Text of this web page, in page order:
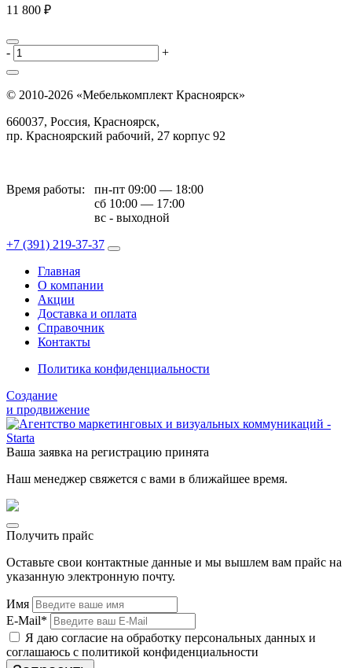
11 800 ₽
- +
© 2010-2026 «Мебелькомплект Красноярск»
660037, Россия, Красноярск,
пр. Красноярский рабочий, 27 корпус 92
Время работы:
пн-пт 09:00 — 18:00
сб 10:00 — 17:00
вс - выходной
+7 (391) 219-37-37
Главная
О компании
Акции
Доставка и оплата
Справочник
Контакты
Политика конфиденциальности
Создание
и продвижение
Ваша заявка на регистрацию принята
Наш менеджер свяжется с вами в ближайшее время.
Получить прайс
Оставьте свои контактные данные и мы вышлем вам прайс на
указанную электронную почту.
Имя
E-Mail*
Я даю согласие на обработку персональных данных и
соглашаюсь с политикой конфиденциальности